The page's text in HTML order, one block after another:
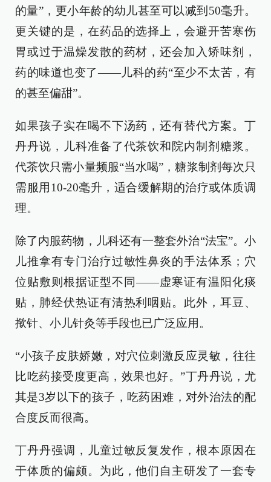
的量”，更小年龄的幼儿甚至可以减到50毫升。
更关键的是，在药品的选择上，会避开苦寒伤
胃或过于温燥发散的药材，还会加入矫味剂，
药的味道也变了——儿科的药“至少不太苦，有
的甚至偏甜”。
如果孩子实在喝不下汤药，还有替代方案。丁
丹丹说，儿科准备了代茶饮和院内制剂糖浆。
代茶饮只需小量频服“当水喝”，糖浆制剂每次只
需服用10-20毫升，适合缓解期的治疗或体质调
理。
除了内服药物，儿科还有一整套外治“法宝”。小
儿推拿有专门治疗过敏性鼻炎的手法体系；穴
位贴敷则根据证型不同——虚寒证有温阳化痰
贴，肺经伏热证有清热利咽贴。此外，耳豆、
揿针、小儿针灸等手段也已广泛应用。
“小孩子皮肤娇嫩，对穴位刺激反应灵敏，往往
比吃药接受度更高，效果也好。”丁丹丹说，尤
其是3岁以下的孩子，吃药困难，对外治法的配
合度反而很高。
丁丹丹强调，儿童过敏反复发作，根本原因在
于体质的偏颇。为此，他们自主研发了一套专